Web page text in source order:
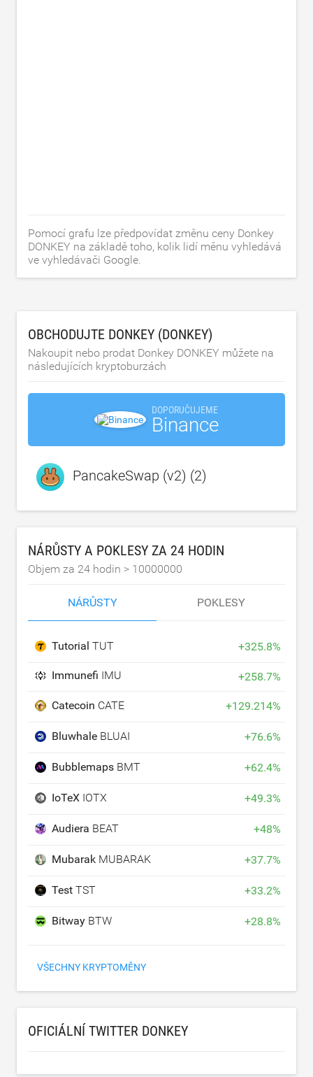
Pomocí grafu lze předpovídat změnu ceny Donkey
DONKEY na základě toho, kolik lidí měnu vyhledává
ve vyhledávači Google.
OBCHODUJTE DONKEY (DONKEY)
Nakoupit nebo prodat Donkey DONKEY můžete na
následujících kryptoburzách
DOPORUČUJEME
Binance
PancakeSwap (v2) (2)
NÁRŮSTY A POKLESY ZA 24 HODIN
Objem za 24 hodin > 10000000
NÁRŮSTY POKLESY
Tutorial TUT +325.8%
Immunefi IMU +258.7%
Catecoin CATE +129.214%
Bluwhale BLUAI +76.6%
Bubblemaps BMT +62.4%
IoTeX IOTX +49.3%
Audiera BEAT +48%
Mubarak MUBARAK +37.7%
Test TST +33.2%
Bitway BTW +28.8%
VŠECHNY KRYPTOMĚNY
OFICIÁLNÍ TWITTER DONKEY